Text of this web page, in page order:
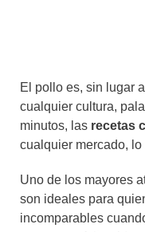
El pollo es, sin lugar
cualquier cultura,
minutos, las recetas
cualquier mercado,
Uno de los mayores
son ideales para
incomparables